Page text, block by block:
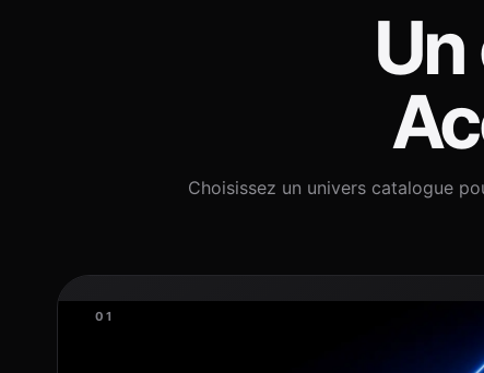
Choisissez un univers catalogue
01